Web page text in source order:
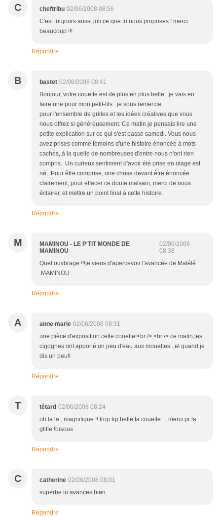
C cheftribu 02/06/2008 08:56
C'est toujours aussi joli ce que tu nous proposes ! merci
beaucoup !!!
Répondre
B bastet 02/06/2008 08:41
Bonjour, votre couette est de plus en plus belle. je vais en
faire une pour mon petit-fils. je vous remercie
pour l'ensemble de grilles et les idées créatives que vous
nous offrez si généreusement. Ce matin je pensais lire une
petite explication sur ce qui s'est passé samedi. Vous nous
avez prises comme témoins d'une histoire énoncée à mots
cachés, à la quelle de nombreuses d'entre nous n'ont rien
compris. Un curieux sentiment d'avoir été prise en otage est
né. Pour être comprise, une chose devant être énoncée
clairement, pour effacer ce doute malsain, merci de nous
éclairer, et mettre un point final à cette histoire.
Répondre
M
MAMINOU - LE P'TIT MONDE DE
MAMINOU
02/06/2008
08:38
Quel ouvbrage !!!je viens d'apercevoir l'avancée de Malélé
.MAMINOU
Répondre
A anne marie 02/06/2008 08:31
une pièce d'exposition cette couette!<br /> <br /> ce matin,les
cigognes ont apporté un peu d'eau aux mouettes...et quand je
dis un peu!!
Répondre
T tétard 02/06/2008 08:24
oh la la , magnifique !! trop trp belle ta couette .., merci pr la
gtille !bisous
Répondre
C catherine 02/06/2008 08:01
superbe tu avances bien
Répondre